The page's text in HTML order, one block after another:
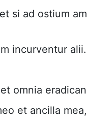
si ad ostium
incurventur alii.
omnia
et ancilla